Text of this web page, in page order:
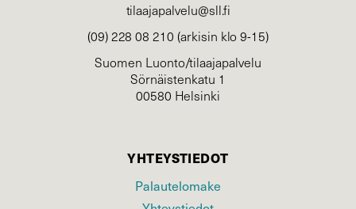
tilaajapalvelu@sll.fi
(09) 228 08 210 (arkisin klo 9-15)
Suomen Luonto/tilaajapalvelu
Sörnäistenkatu 1
00580 Helsinki
YHTEYSTIEDOT
Palautelomake